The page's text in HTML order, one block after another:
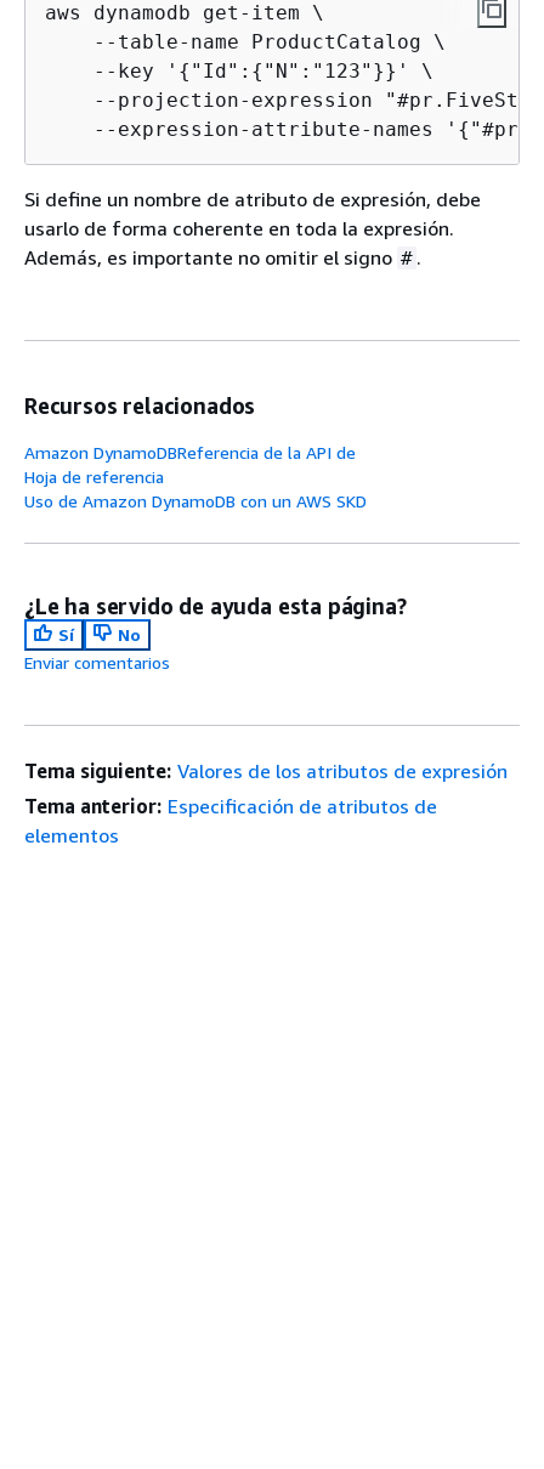
aws dynamodb get-item \
    --table-name ProductCatalog \
    --key '
{ "Id": { "N":"123"}}' \
--projection-expression
    --expression-attribute-names '
{
Si define un nombre de atributo de expresión, debe
usarlo de forma coherente en toda la expresión.
Además, es importante no omitir el signo # .
Recursos relacionados
Amazon DynamoDBReferencia de la API de
Hoja de referencia
Uso de Amazon DynamoDB con un AWS SKD
¿Le ha servido de ayuda esta página?
Sí
No
Enviar comentarios
Tema siguiente: Valores de los atributos de expresión
Tema anterior: Especificación de atributos de
elementos